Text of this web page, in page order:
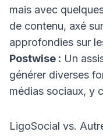
mais avec
de contenu, axé
approfondies sur
Postwise : Un
générer diverses
médias sociaux, y
LigoSocial vs.